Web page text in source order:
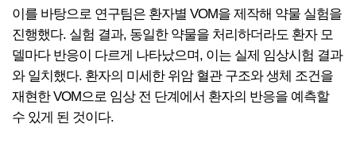
이를 바탕으로 연구팀은 환자별 VOM을 제작해 약물 실험을
진행했다. 실험 결과, 동일한 약물을 처리하더라도 환자 모
델마다 반응이 다르게 나타났으며, 이는 실제 임상시험 결과
와 일치했다. 환자의 미세한 위암 혈관 구조와 생체 조건을
재현한 VOM으로 임상 전 단계에서 환자의 반응을 예측할
수 있게 된 것이다.